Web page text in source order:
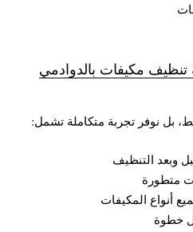
مكيفات بالدوادمي
بل نوفر تجربة متكاملة تشمل:
وبعد التنظيف
متطورة
أنواع المكيفات
خطوة